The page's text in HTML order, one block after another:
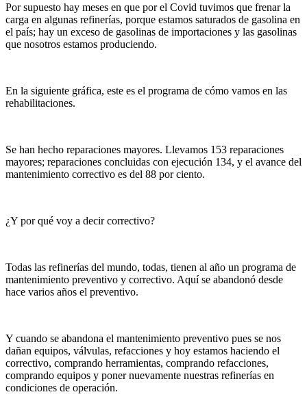
Por supuesto hay meses en que por el Covid tuvimos que frenar la
carga en algunas refinerías, porque estamos saturados de gasolina en
el país; hay un exceso de gasolinas de importaciones y las gasolinas
que nosotros estamos produciendo.
En la siguiente gráfica, este es el programa de cómo vamos en las
rehabilitaciones.
Se han hecho reparaciones mayores. Llevamos 153 reparaciones
mayores; reparaciones concluidas con ejecución 134, y el avance del
mantenimiento correctivo es del 88 por ciento.
¿Y por qué voy a decir correctivo?
Todas las refinerías del mundo, todas, tienen al año un programa de
mantenimiento preventivo y correctivo. Aquí se abandonó desde
hace varios años el preventivo.
Y cuando se abandona el mantenimiento preventivo pues se nos
dañan equipos, válvulas, refacciones y hoy estamos haciendo el
correctivo, comprando herramientas, comprando refacciones,
comprando equipos y poner nuevamente nuestras refinerías en
condiciones de operación.